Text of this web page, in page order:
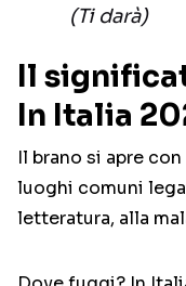
(Ti darà)
Il
In Italia
Il brano si apre
luoghi comuni
letteratura, alla